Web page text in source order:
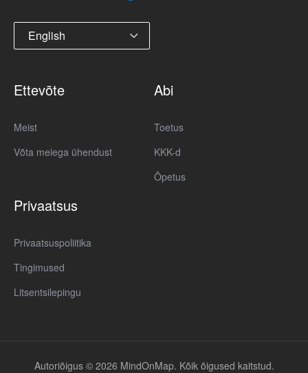
English
Ettevõte
Meist
Võta meiega ühendust
Abi
Toetus
KKK-d
Õpetus
Privaatsus
Privaatsuspoliitika
Tingimused
Litsentsilepingu
Autoriõigus © 2026 MindOnMap. Kõik õigused kaitstud.